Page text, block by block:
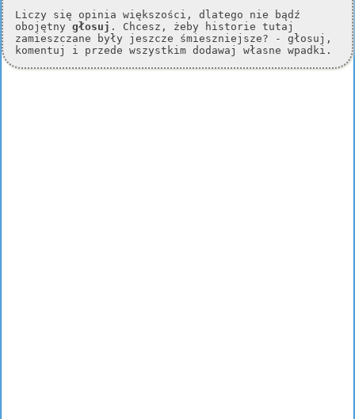
Liczy się opinia większości, dlatego nie bądź
obojętny głosuj . Chcesz, żeby historie tutaj
zamieszczane były jeszcze śmieszniejsze? - głosuj,
komentuj i przede wszystkim dodawaj własne wpadki.